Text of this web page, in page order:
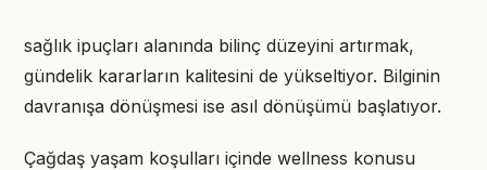
sağlık ipuçları alanında bilinç düzeyini artırmak,
gündelik kararların kalitesini de yükseltiyor. Bilginin
davranışa dönüşmesi ise asıl dönüşümü başlatıyor.
Çağdaş yaşam koşulları içinde wellness konusu